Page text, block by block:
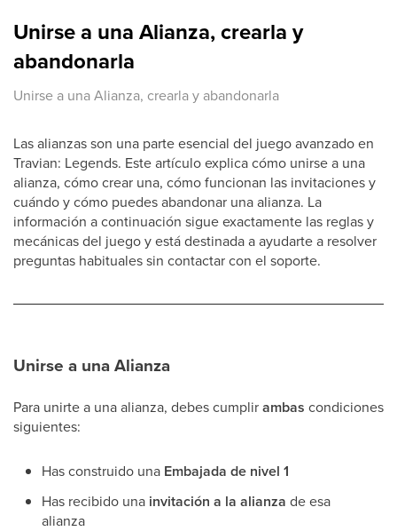
Unirse a una Alianza, crearla y
abandonarla
Unirse a una Alianza, crearla y abandonarla
Las alianzas son una parte esencial del juego avanzado en
Travian: Legends. Este artículo explica cómo unirse a una
alianza, cómo crear una, cómo funcionan las invitaciones y
cuándo y cómo puedes abandonar una alianza. La
información a continuación sigue exactamente las reglas y
mecánicas del juego y está destinada a ayudarte a resolver
preguntas habituales sin contactar con el soporte.
Unirse a una Alianza
Para unirte a una alianza, debes cumplirambas condiciones
siguientes:
Has construido una Embajada de nivel 1
Has recibido una invitación a la alianza de esa
alianza